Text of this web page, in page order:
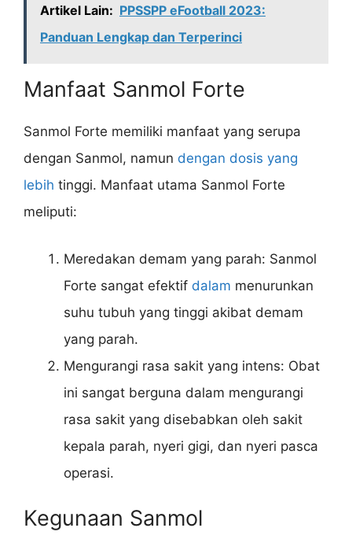
Artikel Lain: PPSSPP eFootball 2023:
Panduan Lengkap dan Terperinci
Manfaat Sanmol Forte
Sanmol Forte memiliki manfaat yang serupa
dengan Sanmol, namun dengan dosis yang
lebih tinggi. Manfaat utama Sanmol Forte
meliputi:
Meredakan demam yang parah: Sanmol
Forte sangat efektif dalam menurunkan
suhu tubuh yang tinggi akibat demam
yang parah.
Mengurangi rasa sakit yang intens: Obat
ini sangat berguna dalam mengurangi
rasa sakit yang disebabkan oleh sakit
kepala parah, nyeri gigi, dan nyeri pasca
operasi.
Kegunaan Sanmol